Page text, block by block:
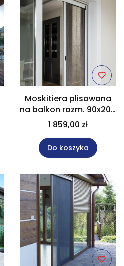
Moskitiera plisowana
na balkon rozm. 90x200
cm kolor biały
1 859,00 zł
Do koszyka